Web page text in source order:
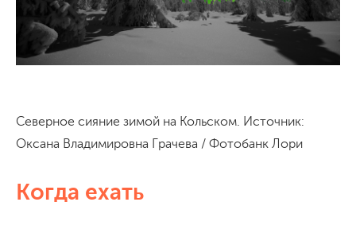
Северное сияние зимой на Кольском. Источник:
Оксана Владимировна Грачева / Фотобанк Лори
Когда ехать